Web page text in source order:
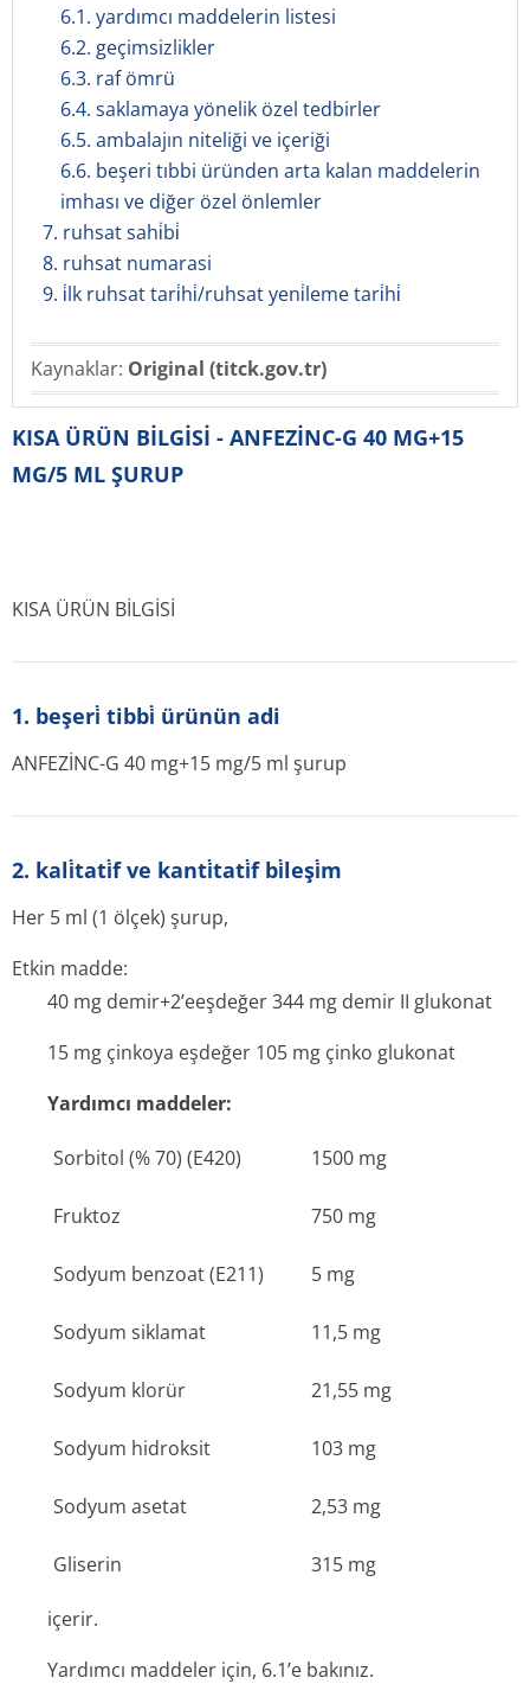
6.1. yardımcı maddelerin listesi
6.2. geçimsizlikler
6.3. raf ömrü
6.4. saklamaya yönelik özel tedbirler
6.5. ambalajın niteliği ve içeriği
6.6. beşeri tıbbi üründen arta kalan maddelerin
imhası ve diğer özel önlemler
7. ruhsat sahi̇bi̇
8. ruhsat numarasi
9. i̇lk ruhsat tari̇hi̇/ruhsat yeni̇leme tari̇hi̇
Kaynaklar: Original (titck.gov.tr)
KISA ÜRÜN BİLGİSİ - ANFEZİNC-G 40 MG+15
MG/5 ML ŞURUP
KISA ÜRÜN BİLGİSİ
1. beşeri̇ tibbi̇ ürünün adi
ANFEZİNC-G 40 mg+15 mg/5 ml şurup
2. kali̇tati̇f ve kanti̇tati̇f bi̇leşi̇m
Her 5 ml (1 ölçek) şurup,
Etkin madde:
40 mg demir+2’eeşdeğer 344 mg demir II glukonat
15 mg çinkoya eşdeğer 105 mg çinko glukonat
Yardımcı maddeler:
Sorbitol (% 70) (E420) 1500 mg
Fruktoz 750 mg
Sodyum benzoat (E211) 5 mg
Sodyum siklamat 11,5 mg
Sodyum klorür 21,55 mg
Sodyum hidroksit 103 mg
Sodyum asetat 2,53 mg
Gliserin 315 mg
içerir.
Yardımcı maddeler için, 6.1’e bakınız.